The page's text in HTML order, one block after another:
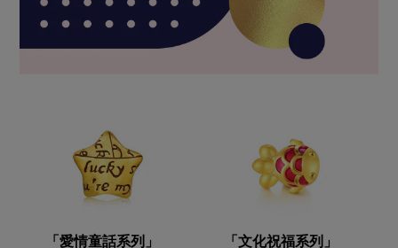
「愛情童話系列」 「文化祝福系列」